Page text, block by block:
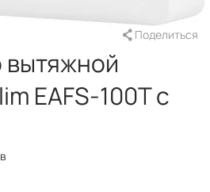
Поделиться
вытяжной
EAFS-100T с